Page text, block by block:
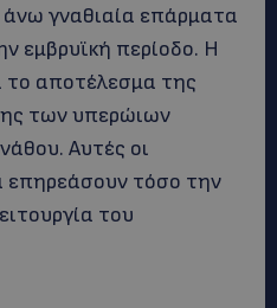
γναθιαία επάρματα
εμβρυϊκή περίοδο. Η
το αποτέλεσμα της
των υπερώιων
Αυτές οι
επηρεάσουν τόσο την
του